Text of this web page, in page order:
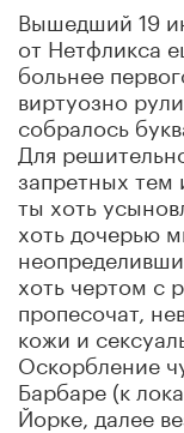
Вышедший 19
от Нетфликса
больнее
виртуозно
собралось
Для
запретных тем
ты хоть
хоть дочерью
хоть чертом с
пропесочат,
кожи и
Оскорбление
Барбаре (к
Йорке, далее